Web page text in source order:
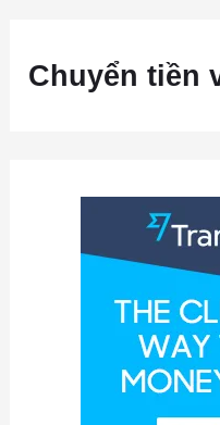
Chuyển tiền